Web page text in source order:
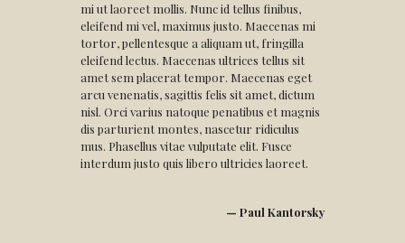
mi ut laoreet mollis. Nunc id tellus finibus,
eleifend mi vel, maximus justo. Maecenas mi
tortor, pellentesque a aliquam ut, fringilla
eleifend lectus. Maecenas ultrices tellus sit
amet sem placerat tempor. Maecenas eget
arcu venenatis, sagittis felis sit amet, dictum
nisl. Orci varius natoque penatibus et magnis
dis parturient montes, nascetur ridiculus
mus. Phasellus vitae vulputate elit. Fusce
interdum justo quis libero ultricies laoreet.
— Paul Kantorsky